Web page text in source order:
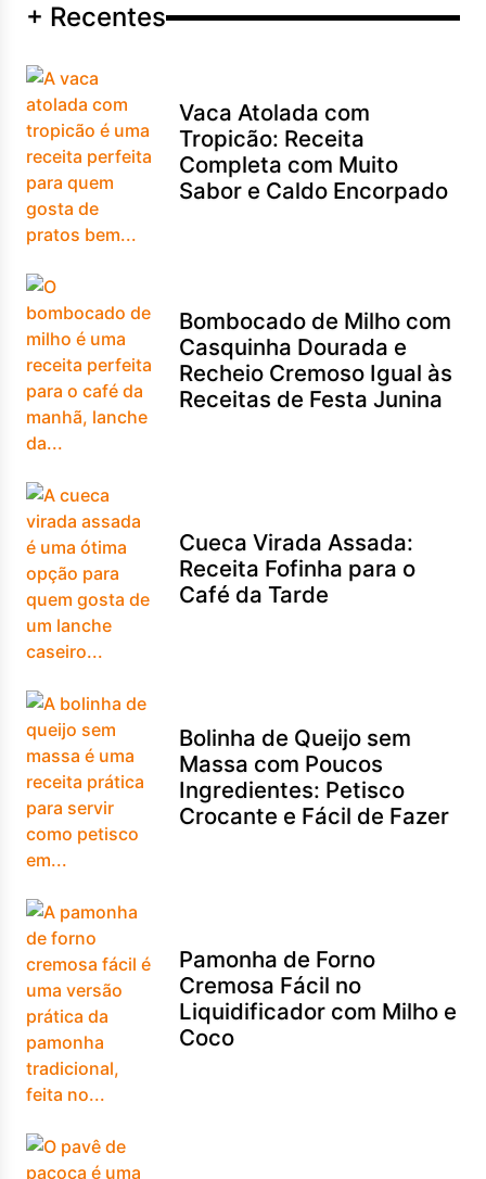
+ Recentes
Vaca Atolada com
Tropicão: Receita
Completa com Muito
Sabor e Caldo Encorpado
Bombocado de Milho com
Casquinha Dourada e
Recheio Cremoso Igual às
Receitas de Festa Junina
Cueca Virada Assada:
Receita Fofinha para o
Café da Tarde
Bolinha de Queijo sem
Massa com Poucos
Ingredientes: Petisco
Crocante e Fácil de Fazer
Pamonha de Forno
Cremosa Fácil no
Liquidificador com Milho e
Coco